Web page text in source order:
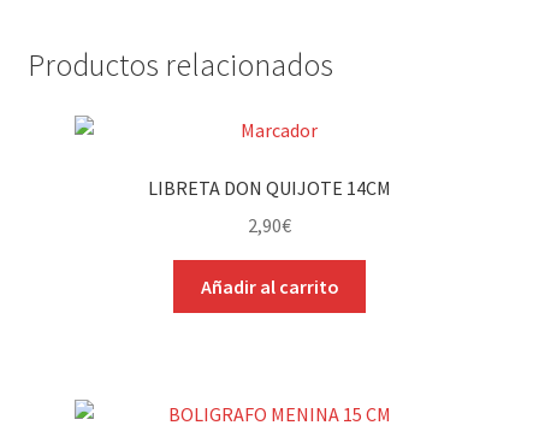
Productos relacionados
LIBRETA DON QUIJOTE 14CM
2,90€
Añadir al carrito